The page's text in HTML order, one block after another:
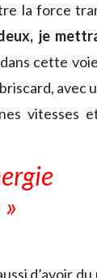
la force
je
cette
avec
vitesses
d’avoir